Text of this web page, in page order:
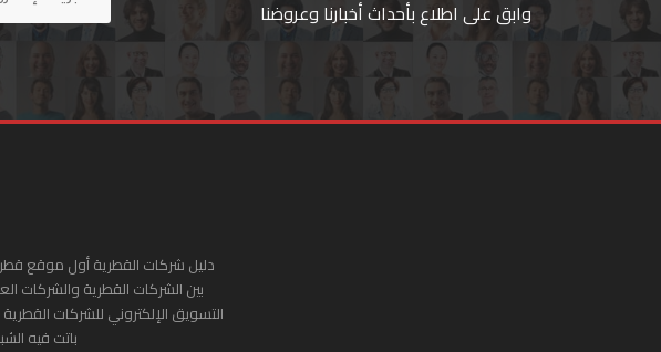
وابق على اطلاع بأحداث أخبارنا وعروضنا
دليل شركات القطرية أول موقع
بين الشركات القطرية والشركات
التسويق الإلكتروني للشركات
باتت فيه